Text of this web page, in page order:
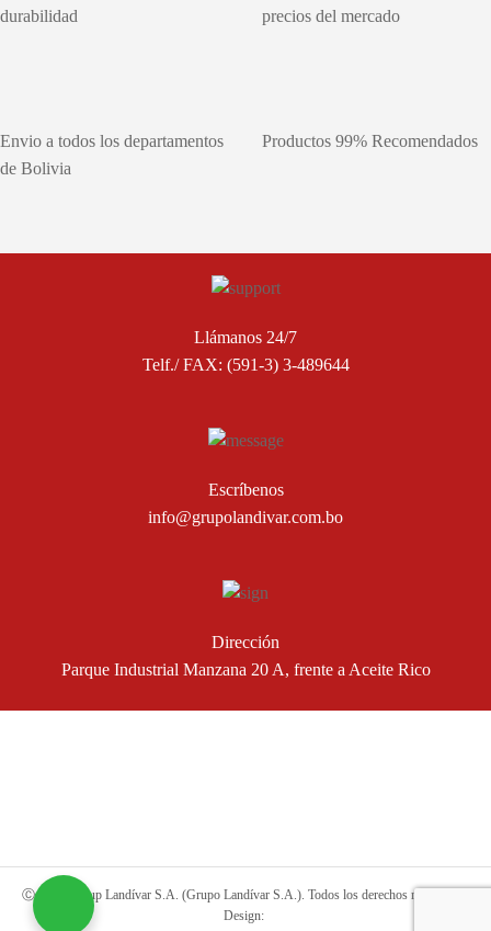
durabilidad
precios del mercado
Envio a todos los departamentos
de Bolivia
Productos 99% Recomendados
Llámanos 24/7
Telf./ FAX: (591-3) 3-489644
Escríbenos
info@grupolandivar.com.bo
Dirección
Parque Industrial Manzana 20 A, frente a Aceite Rico
Ⓒ 2019 Group Landívar S.A. (Grupo Landívar S.A.). Todos los derechos reservados.
Design: